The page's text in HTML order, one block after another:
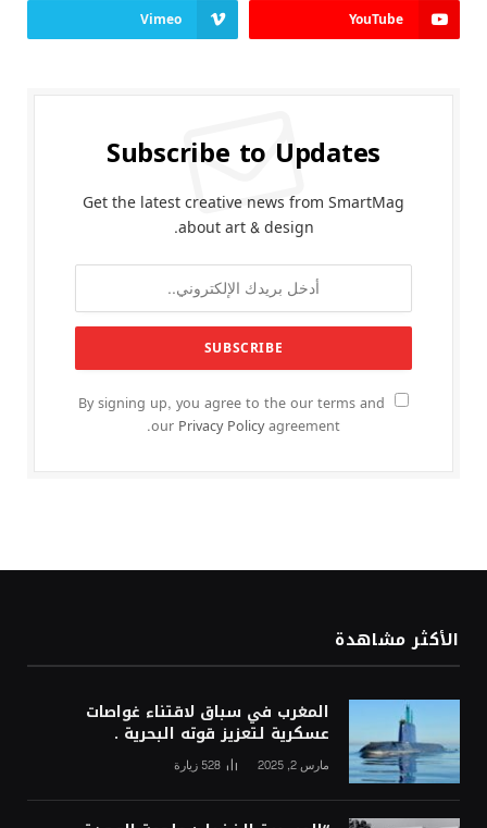
YouTube
Vimeo
Subscribe to Updates
Get the latest creative news from SmartMag
about art & design.
By signing up, you agree to the our terms and
our Privacy Policyagreement.
الأكثر مشاهدة
المغرب في سباق لاقتناء غواصات
عسكرية لتعزيز قوته البحرية .
مارس 2, 2025 528 زيارة